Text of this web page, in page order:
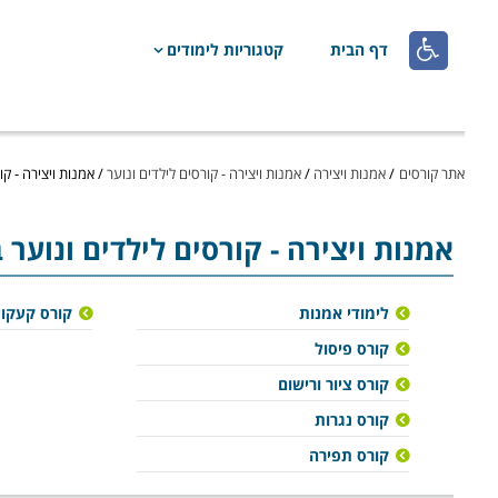
 דף הבית קטגוריות לימודים
אתר קורסים /אמנות ויצירה /אמנות ויצירה - קורסים לילדים ונוער/אמנות ויצירה -
אמנות ויצירה- קורסים לילדים
לימודי אמנות
קורס פיסול
קורס ציור ורישום
קורס נגרות
קורס תפירה
קורס